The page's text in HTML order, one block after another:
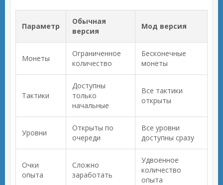
Параметр
Обычная
версия
Мод версия
Монеты
Ограниченное
количество
Бесконечные
монеты
Тактики
Доступны
только
начальные
Все тактики
открыты
Уровни
Открыты по
очереди
Все уровни
доступны сразу
Очки
опыта
Сложно
заработать
Удвоенное
количество
опыта